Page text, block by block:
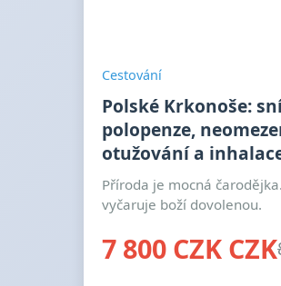
Cestování
Polské Krkonoše:
polopenze,
otužování a
Příroda je mocná
vyčaruje boží dovolenou.
7 800 CZK CZK